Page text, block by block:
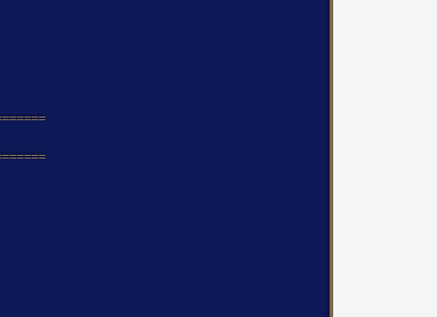
# ============================================================
# ============================================================